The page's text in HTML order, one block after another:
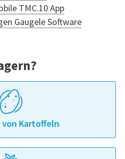
TMC.10 App
Gaugele Software
von Kartoffeln